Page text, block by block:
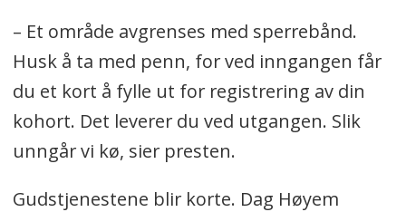
– Et område avgrenses med sperrebånd.
Husk å ta med penn, for ved inngangen får
du et kort å fylle ut for registrering av din
kohort. Det leverer du ved utgangen. Slik
unngår vi kø, sier presten.
Gudstjenestene blir korte. Dag Høyem